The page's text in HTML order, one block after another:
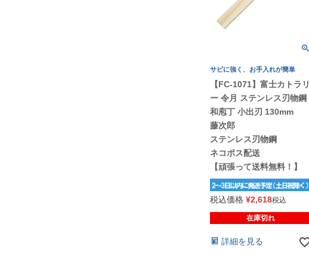
サビに強く、お手入れが簡単
【FC-1071】富士カトラリ
ー 令月 ステンレス刃物鋼
和庖丁 小出刃 130mm
藤次郎
ステンレス刃物鋼
ネコポス配送
【頑張って送料無料！】
税込価格 ¥2,618税込
在庫切れ
詳細を見る